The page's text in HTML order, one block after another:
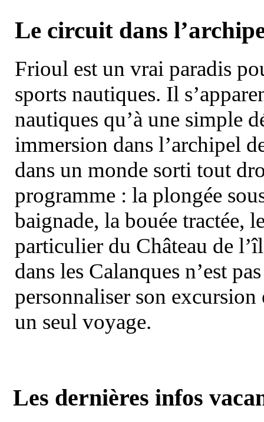
Le circuit dans
Frioul est un vrai paradis
sports nautiques. Il
nautiques qu’à une simple
immersion dans l’archipel
dans un monde sorti tout
programme : la plongée
baignade, la bouée tractée,
particulier du Château de
dans les Calanques n’est
personnaliser son
un seul voyage.
Les dernières infos